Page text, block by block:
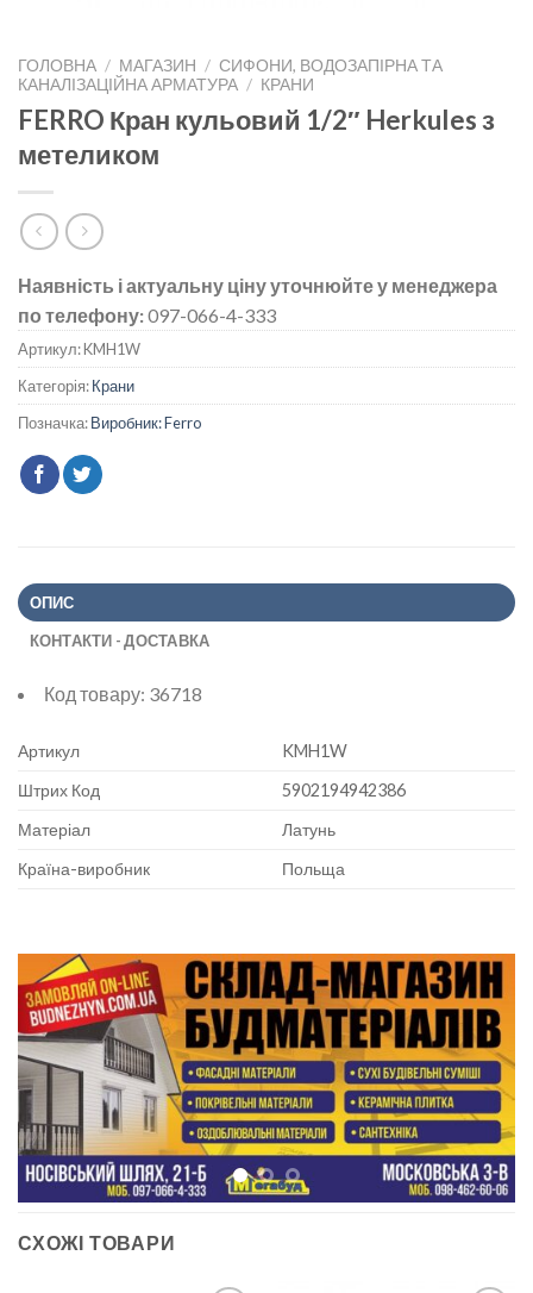
ГОЛОВНА / МАГАЗИН / СИФОНИ, ВОДОЗАПІРНА ТА
КАНАЛІЗАЦІЙНА АРМАТУРА / КРАНИ
FERRO Кран кульовий 1/2″ Herkules з
метеликом
Наявність і актуальну ціну уточнюйте у менеджера
по телефону:097-066-4-333
Артикул:KMH1W
Категорія:Крани
Позначка:Виробник: Ferro
ОПИС
КОНТАКТИ - ДОСТАВКА
Код товару: 36718
Артикул
KMH1W
Штрих Код
5902194942386
Матеріал
Латунь
Країна-виробник
Польща
СХОЖІ ТОВАРИ